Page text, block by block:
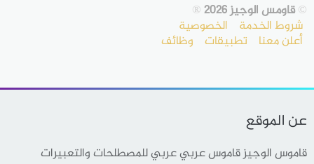
©قاومس الوجيز 2026 ®
شروط الخدمة الخصوصية
أعلن معنا تطبيقات وظائف
عن الموقع
قاموس الوجيز قاموس عربي عربي للمصطلحات والتعبيرات